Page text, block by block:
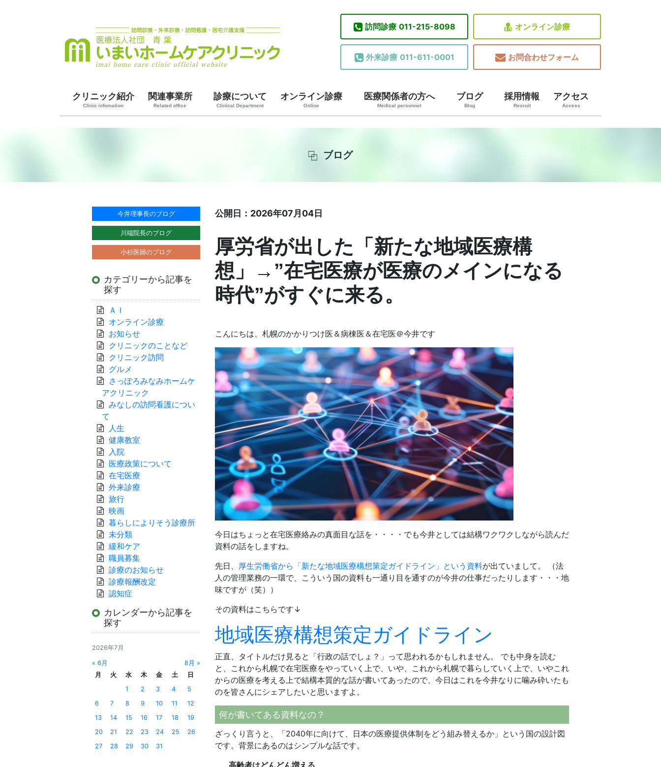
訪問診療 011-215-8098
外来診療 011-611-0001
オンライン診療
お問合わせフォーム
クリニック紹介
Clinic infomation
関連事業所
Related office
診療について
Clinical Department
オンライン診療
Online
医療関係者の方へ
Medical personnel
ブログ
Blog
採用情報
Recruit
アクセス
Access
ブログ
公開日：2026年07月04日
厚労省が出した「新たな地域医療構
想」→”在宅医療が医療のメインになる
時代”がすぐに来る。
こんにちは、札幌のかかりつけ医＆病棟医＆在宅医＠今井です
今日はちょっと在宅医療絡みの真面目な話を・・・・でも今井としては結構ワクワクしながら読んだ
資料の話をしますね。
先日、 厚生労働省から「新たな地域医療構想策定ガイドライン」という資料が出ていまして。 （法
人の管理業務の一環で、こういう国の資料も一通り目を通すのが今井の仕事だったりします・・・地
味ですが（笑））
その資料はこちらです↓
地域医療構想策定ガイドライン
正直、タイトルだけ見ると「行政の話でしょ？」って思われるかもしれません。 でも中身を読む
と、これから札幌で在宅医療をやっていく上で、いや、これから札幌で暮らしていく上で、いやこれ
からの医療を考える上で結構本質的な話が書いてあったので、今日はこれを今井なりに噛み砕いたも
のを皆さんにシェアしたいと思いますよ。
何が書いてある資料なの？
ざっくり言うと、「2040年に向けて、日本の医療提供体制をどう組み替えるか」という国の設計図
です。背景にあるのはシンプルな話です。
高齢者はどんどん増える
今井理事長のブログ
川端院長のブログ
小杉医師のブログ
カテゴリーから記事を
探す
ＡＩ
オンライン診療
お知らせ
クリニックのことなど
クリニック訪問
グルメ
さっぽろみなみホームケ
アクリニック
みなしの訪問看護につい
て
人生
健康教室
入院
医療政策について
在宅医療
外来診療
旅行
映画
暮らしによりそう診療所
未分類
緩和ケア
職員募集
診療のお知らせ
診療報酬改定
認知症
カレンダーから記事を
探す
2026年7月
« 6月
8月 »
月
火 水 木 金 土
日
1
2 3 4
5
6
7 8 9 10 11
12
13
14 15 16 17 18
19
20
21 22 23 24 25
26
27
28 29 30 31